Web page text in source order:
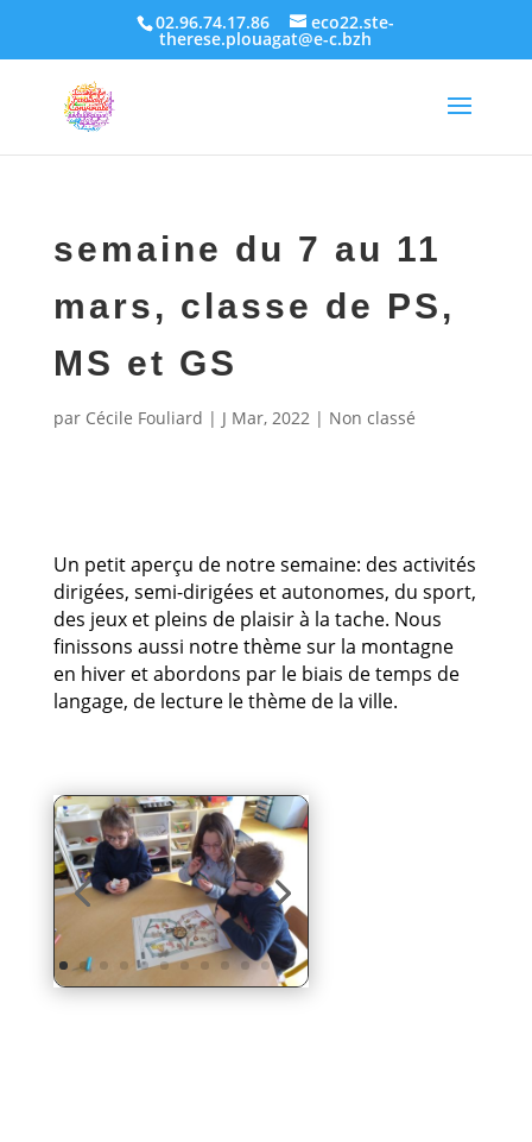
02.96.74.17.86 eco22.ste-
therese.plouagat@e-c.bzh
semaine du 7 au 11
mars, classe de PS,
MS et GS
par Cécile Fouliard | J Mar, 2022| Non classé
Un petit aperçu de notre semaine: des activités
dirigées, semi-dirigées et autonomes, du sport,
des jeux et pleins de plaisir à la tache. Nous
finissons aussi notre thème sur la montagne
en hiver et abordons par le biais de temps de
langage, de lecture le thème de la ville.